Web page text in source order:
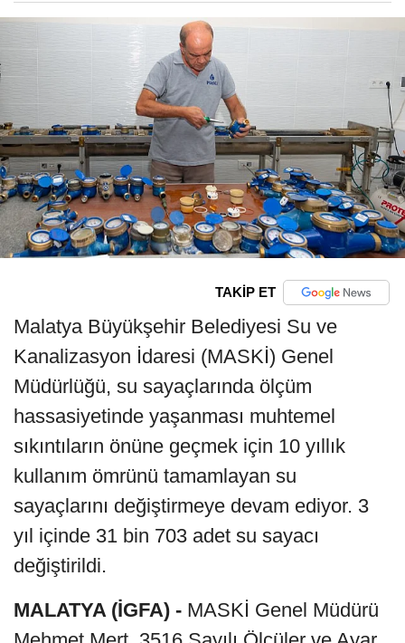
TAKİP ET
Malatya Büyükşehir Belediyesi Su ve
Kanalizasyon İdaresi (MASKİ) Genel
Müdürlüğü, su sayaçlarında ölçüm
hassasiyetinde yaşanması muhtemel
sıkıntıların önüne geçmek için 10 yıllık
kullanım ömrünü tamamlayan su
sayaçlarını değiştirmeye devam ediyor. 3
yıl içinde 31 bin 703 adet su sayacı
değiştirildi.
MALATYA (İGFA) - MASKİ Genel Müdürü